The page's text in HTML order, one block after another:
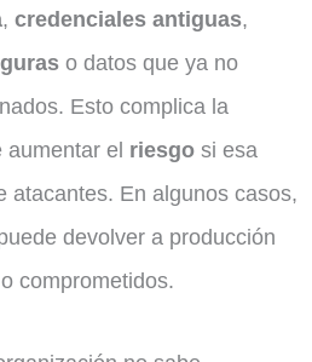
, credenciales antiguas,
o datos que ya no
Esto complica la
aumentar el riesgo si esa
atacantes. En algunos casos,
devolver a producción
o comprometidos.